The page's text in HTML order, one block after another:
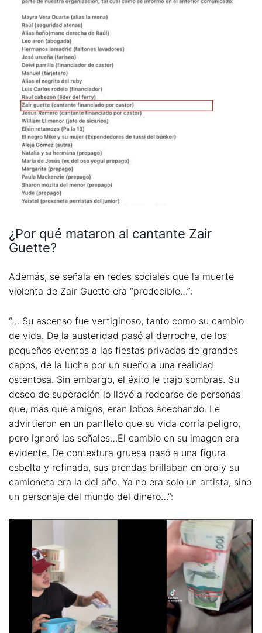
¿Por qué mataron al cantante Zair
Guette?
Además, se señala en redes sociales que la muerte
violenta de Zair Guette era “predecible…”:
“… Su ascenso fue vertiginoso, tanto como su cambio
de vida. De la austeridad pasó al derroche, de los
pequeños eventos a las fiestas privadas de grandes
capos, de la lucha por un sueño a una realidad
ostentosa. Sin embargo, el éxito le trajo sombras. Su
deseo de superación lo llevó a rodearse de personas
que, más que amigos, eran lobos acechando. Le
advirtieron en un panfleto que su vida corría peligro,
pero ignoró las señales…El cambio en su imagen era
evidente. De contextura gruesa pasó a una figura
esbelta y refinada, sus prendas brillaban en oro y su
camioneta era la del año. Ya no era solo un artista, sino
un personaje del mundo del dinero…”: